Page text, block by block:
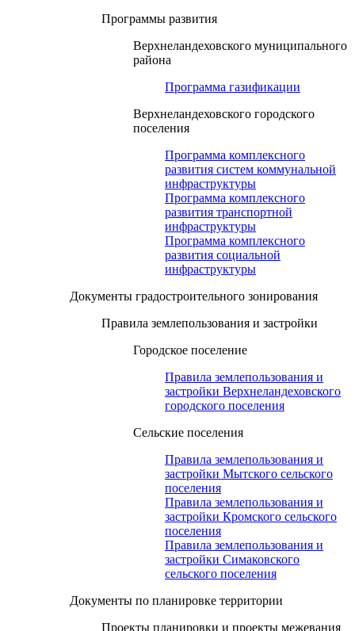
Программы развития
Верхнеландеховского муниципального
района
Программа газификации
Верхнеландеховского городского
поселения
Программа комплексного
развития систем коммунальной
инфраструктуры
Программа комплексного
развития транспортной
инфраструктуры
Программа комплексного
развития социальной
инфраструктуры
Документы градостроительного зонирования
Правила землепользования и застройки
Городское поселение
Правила землепользования и
застройки Верхнеландеховского
городского поселения
Сельские поселения
Правила землепользования и
застройки Мытского сельского
поселения
Правила землепользования и
застройки Кромского сельского
поселения
Правила землепользования и
застройки Симаковского
сельского поселения
Документы по планировке территории
Проекты планировки и проекты межевания